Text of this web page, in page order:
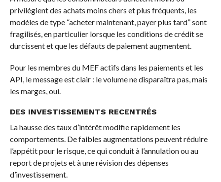
privilégient des achats moins chers et plus fréquents, les
modèles de type “acheter maintenant, payer plus tard” sont
fragilisés, en particulier lorsque les conditions de crédit se
durcissent et que les défauts de paiement augmentent.
Pour les membres du MEF actifs dans les paiements et les
API, le message est clair : le volume ne disparaîtra pas, mais
les marges, oui.
DES INVESTISSEMENTS RECENTRÉS
La hausse des taux d’intérêt modifie rapidement les
comportements. De faibles augmentations peuvent réduire
l’appétit pour le risque, ce qui conduit à l’annulation ou au
report de projets et à une révision des dépenses
d’investissement.